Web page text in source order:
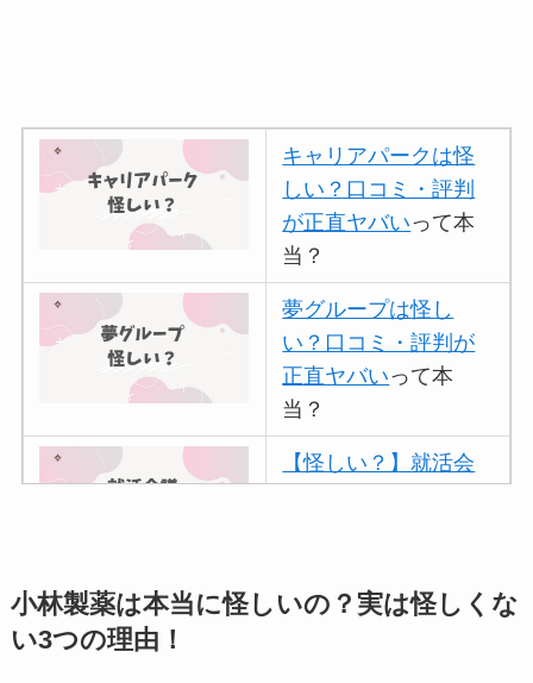
キャリアパークは怪
しい？口コミ・評判
が正直ヤバいって本
当？
夢グループは怪し
い？口コミ・評判が
正直ヤバいって本
当？
【怪しい？】就活会
アトムクリニックは
小林製薬は本当に怪しいの？実は怪しくな
い3つの理由！